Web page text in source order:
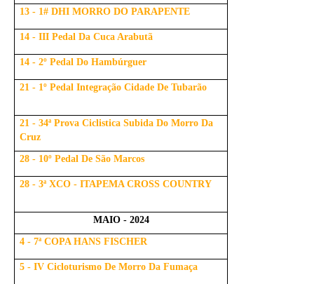
13 - 1# DHI MORRO DO PARAPENTE
14 - III Pedal Da Cuca Arabutã
14 - 2º Pedal Do Hambúrguer
21 - 1º Pedal Integração Cidade De Tubarão
21 - 34ª Prova Ciclistica Subida Do Morro Da
Cruz
28 - 10º Pedal De São Marcos
28 - 3ª XCO - ITAPEMA CROSS COUNTRY
MAIO - 2024
4 - 7ª COPA HANS FISCHER
5 - IV Cicloturismo De Morro Da Fumaça